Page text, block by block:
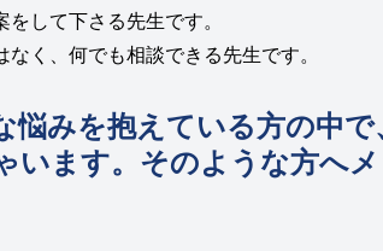
して下さる先生です。
く、何でも相談できる先生です。
悩みを抱えている方の中
います。そのような方へ